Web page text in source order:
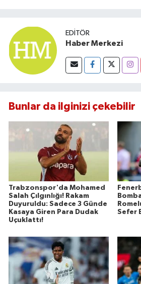
EDITÖR
Haber Merkezi
Bunlar da ilginizi çekebilir
Trabzonspor'da Mohamed
Salah Çılgınlığı! Rakam
Duyuruldu: Sadece 3 Günde
Kasaya Giren Para Dudak
Uçuklattı!
Sefer